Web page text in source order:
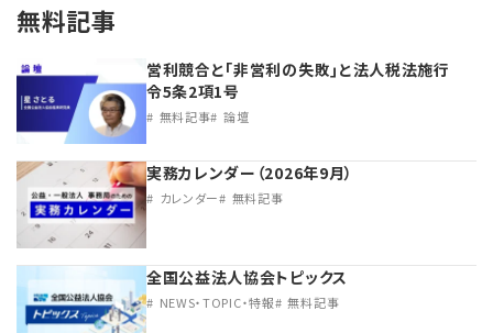
無料記事
営利競合と｢非営利の失敗｣と法人税法施行
令5条2項1号
無料記事 論壇
実務カレンダー（2026年9月）
カレンダー 無料記事
全国公益法人協会トピックス
NEWS・TOPIC・特報 無料記事